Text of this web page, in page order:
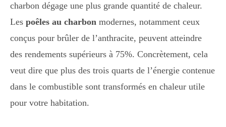
charbon dégage une plus grande quantité de chaleur.
Les poêles au charbon modernes, notamment ceux
conçus pour brûler de l’anthracite, peuvent atteindre
des rendements supérieurs à 75%. Concrètement, cela
veut dire que plus des trois quarts de l’énergie contenue
dans le combustible sont transformés en chaleur utile
pour votre habitation.